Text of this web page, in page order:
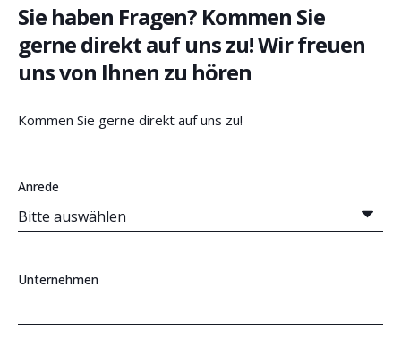
Sie haben Fragen? Kommen Sie
gerne direkt auf uns zu! Wir freuen
uns von Ihnen zu hören
Kommen Sie gerne direkt auf uns zu!
Anrede
Unternehmen